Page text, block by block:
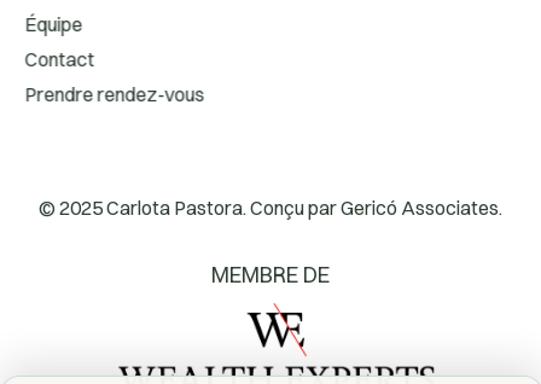
Équipe
Contact
Prendre rendez-vous
© 2025 Carlota Pastora. Conçu parGericó Associates.
MEMBRE DE